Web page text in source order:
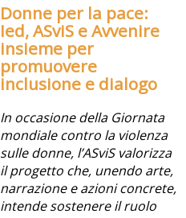
Donne per la pace:
Ied, ASviS e Avvenire
insieme per
promuovere
inclusione e dialogo
In occasione della Giornata
mondiale contro la violenza
sulle donne, l’ASviS valorizza
il progetto che, unendo arte,
narrazione e azioni concrete,
intende sostenere il ruolo